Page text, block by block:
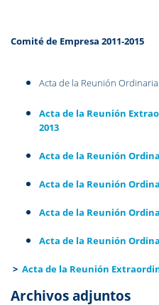
Comité de Empresa 2011-2015
Acta de la Reunión
Acta de la Reunión
2013
Acta de la Reunión
Acta de la Reunión
Acta de la Reunión
Acta de la Reunión
> Acta de la Reunión
Archivos adjuntos